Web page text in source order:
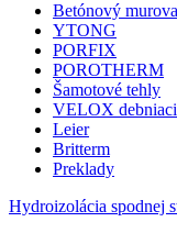
Betónový
YTONG
PORFIX
POROTHERM
Šamotové tehly
VELOX debniaci
Leier
Britterm
Preklady
Hydroizolácia spodnej